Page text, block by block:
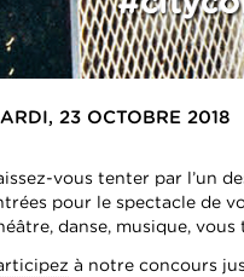
23 OCTOBRE 2018
vous tenter par l’un
pour le spectacle de
danse, musique,
à notre concours